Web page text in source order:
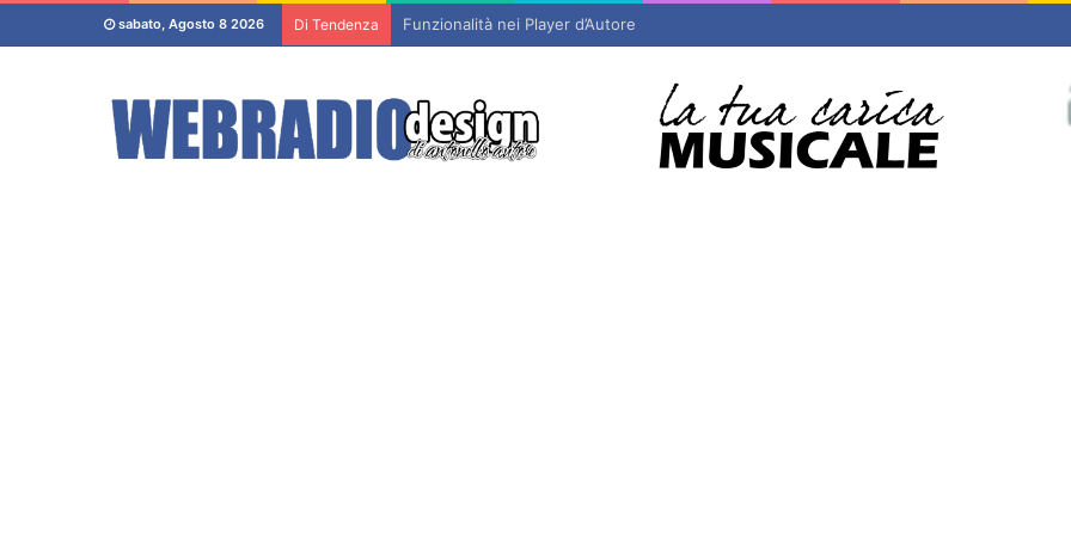
sabato, Agosto 8 2026 Di Tendenza Funzionalità nei Player d’Autore